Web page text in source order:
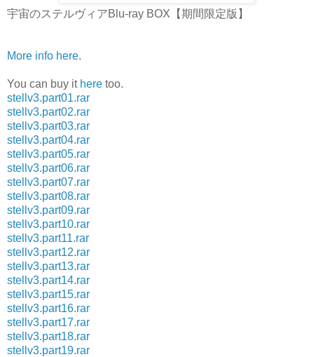
宇宙のステルヴィアBlu-ray BOX【期間限定版】
More info here.
You can buy it here too.
stellv3.part01.rar
stellv3.part02.rar
stellv3.part03.rar
stellv3.part04.rar
stellv3.part05.rar
stellv3.part06.rar
stellv3.part07.rar
stellv3.part08.rar
stellv3.part09.rar
stellv3.part10.rar
stellv3.part11.rar
stellv3.part12.rar
stellv3.part13.rar
stellv3.part14.rar
stellv3.part15.rar
stellv3.part16.rar
stellv3.part17.rar
stellv3.part18.rar
stellv3.part19.rar